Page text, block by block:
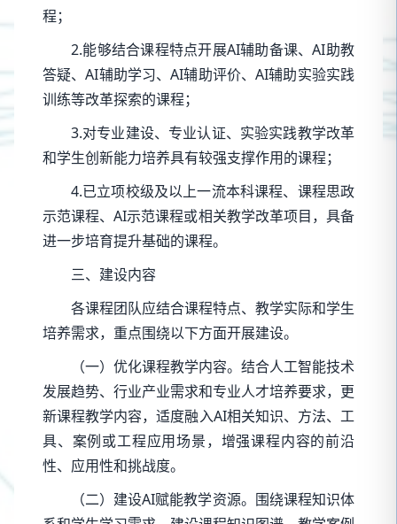
程；
2.能够结合课程特点开展AI辅助备课、AI助教
答疑、AI辅助学习、AI辅助评价、AI辅助实验实践
训练等改革探索的课程；
3.对专业建设、专业认证、实验实践教学改革
和学生创新能力培养具有较强支撑作用的课程；
4.已立项校级及以上一流本科课程、课程思政
示范课程、AI示范课程或相关教学改革项目，具备
进一步培育提升基础的课程。
三、建设内容
各课程团队应结合课程特点、教学实际和学生
培养需求，重点围绕以下方面开展建设。
（一）优化课程教学内容。结合人工智能技术
发展趋势、行业产业需求和专业人才培养要求，更
新课程教学内容，适度融入AI相关知识、方法、工
具、案例或工程应用场景，增强课程内容的前沿
性、应用性和挑战度。
（二）建设AI赋能教学资源。围绕课程知识体